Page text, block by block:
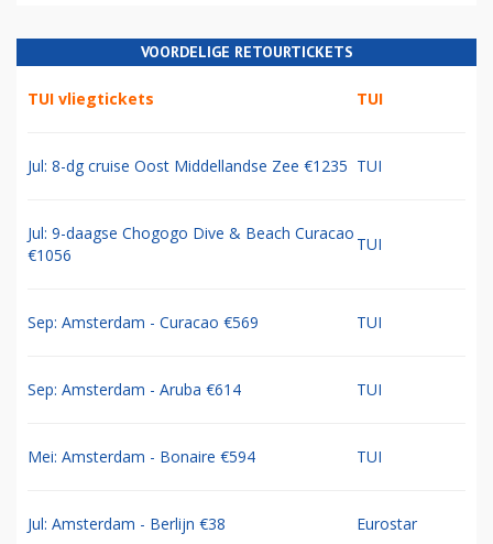
VOORDELIGE RETOURTICKETS
TUI vliegtickets TUI
Jul: 8-dg cruise Oost Middellandse Zee €1235 TUI
Jul: 9-daagse Chogogo Dive & Beach Curacao
€1056
TUI
Sep: Amsterdam - Curacao €569 TUI
Sep: Amsterdam - Aruba €614 TUI
Mei: Amsterdam - Bonaire €594 TUI
Jul: Amsterdam - Berlijn €38 Eurostar